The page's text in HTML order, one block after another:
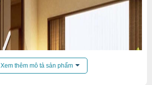
Xem thêm mô tả sản phẩm